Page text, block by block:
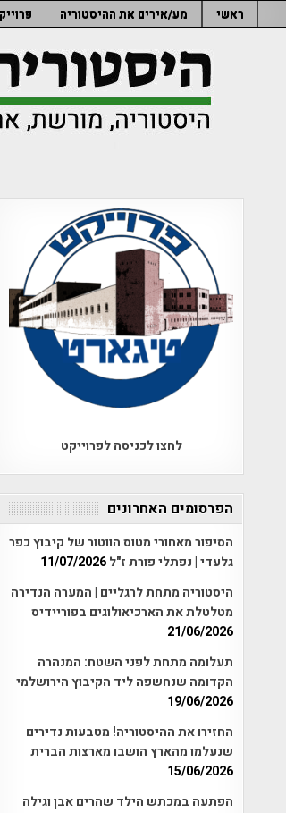
to
ראשי מע/אירים את ההיסטוריה
לחצו לכניסה לפרוייקט
הפרסומים האחרונים
הסיפור מאחורי מטוס הווטור של קיבוץ כפר
גלעדי | נפתלי פורת ז"ל11/07/2026
היסטוריה מתחת לרגליים | המערה הנדירה
מטלטלת את הארכיאולוגים בפוריידיס
21/06/2026
תעלומה מתחת לפני השטח: המנהרה
הקדומה שנחשפה ליד הקיבוץ הירושלמי
19/06/2026
החזירו את ההיסטוריה! מטבעות נדירים
שנעלמו מהארץ הושבו מארצות הברית
15/06/2026
הפתעה במכתש הילד שהרים אבן וגילה